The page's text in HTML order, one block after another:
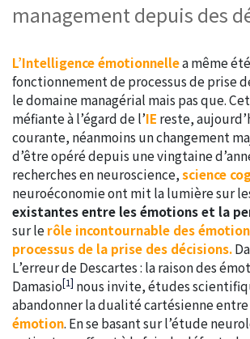
management depuis des
L’Intelligence émotionnellea même
fonctionnement de processus de prise
le domaine managérial mais pas que.
méfiante à l’égard de l’IE reste,
courante, néanmoins un changement
d’être opéré depuis une vingtaine
recherches en neuroscience,science
neuroéconomie ont mit la lumière sur
existantes entre les émotions et la
sur lerôle incontournable des
processus de la prise des décisions.
L’erreur de Descartes : la raison des
Damasio[1] nous invite, études
abandonner la dualité cartésienne entre
émotion. En se basant sur l’étude